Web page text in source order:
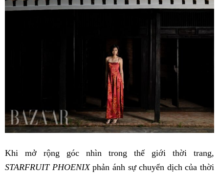
Khi mở rộng góc nhìn trong thế giới thời trang,
STARFRUIT PHOENIXphản ánh sự chuyển dịch của thời